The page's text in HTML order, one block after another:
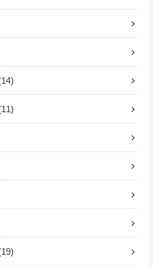
14
11
19